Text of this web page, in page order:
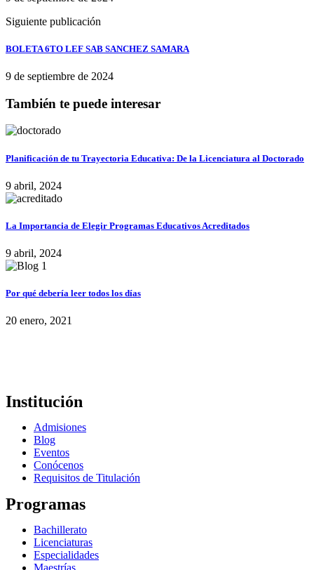
Siguiente publicación
BOLETA 6TO LEF SAB SANCHEZ SAMARA
9 de septiembre de 2024
También te puede interesar
Planificación de tu Trayectoria Educativa: De la Licenciatura al Doctorado
9 abril, 2024
La Importancia de Elegir Programas Educativos Acreditados
9 abril, 2024
Por qué debería leer todos los días
20 enero, 2021
Institución
Admisiones
Blog
Eventos
Conócenos
Requisitos de Titulación
Programas
Bachillerato
Licenciaturas
Especialidades